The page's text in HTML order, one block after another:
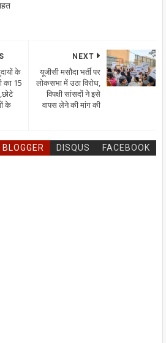
NEXT
यूजीसी मसौदा भर्ती पर
लोकसभा में उठा विरोध,
विपक्षी सांसदों ने इसे
वापस लेने की मांग की
के
का 15
के
BLOGGER DISQUS FACEBOOK